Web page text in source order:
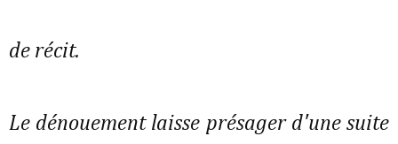
de récit.
Le dénouement laisse présager d'une suite